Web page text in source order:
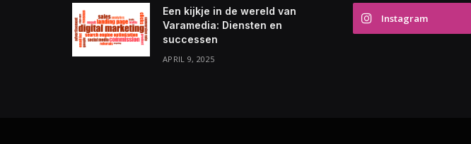
Een kijkje in de wereld van
Varamedia: Diensten en
successen
APRIL 9, 2025
Instagram